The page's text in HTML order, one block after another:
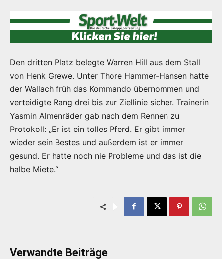
Den dritten Platz belegte Warren Hill aus dem Stall
von Henk Grewe. Unter Thore Hammer-Hansen hatte
der Wallach früh das Kommando übernommen und
verteidigte Rang drei bis zur Ziellinie sicher. Trainerin
Yasmin Almenräder gab nach dem Rennen zu
Protokoll: „Er ist ein tolles Pferd. Er gibt immer
wieder sein Bestes und außerdem ist er immer
gesund. Er hatte noch nie Probleme und das ist die
halbe Miete.“
Verwandte Beiträge